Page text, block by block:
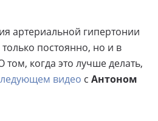
артериальной гипертонии
постоянно, но и в
когда это лучше делать,
видео с Антоном